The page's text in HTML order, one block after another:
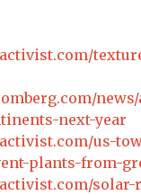
next-year
us-
plants-from-